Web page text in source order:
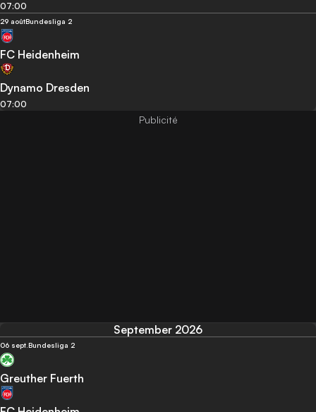
07:00
29 aoûtBundesliga 2
FC Heidenheim
Dynamo Dresden
07:00
September 2026
06 sept. Bundesliga 2
Greuther Fuerth